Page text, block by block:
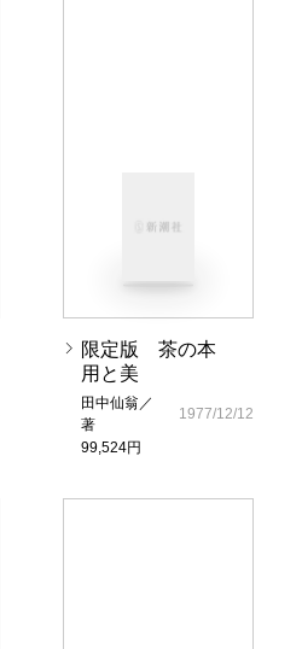
限定版 茶の本
用と美
田中仙翁／
著
99,524円
1977/12/12